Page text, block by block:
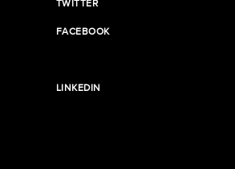
TWITTER
FACEBOOK
LINKEDIN